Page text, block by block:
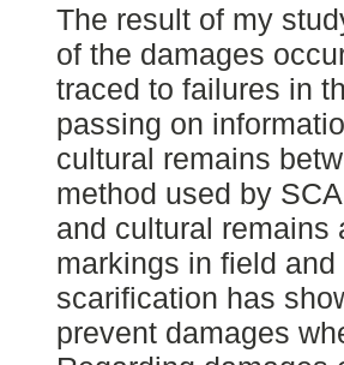
The result of my
of the damages
traced to failures in
passing on
cultural remains
method used by
and cultural remains
markings in field
scarification has
prevent damages